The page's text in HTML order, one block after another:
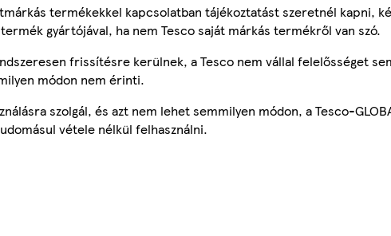
termékekkel kapcsolatban tájékoztatást szeretnél kapni,
gyártójával, ha nem Tesco saját márkás termékről van szó.
frissítésre kerülnek, a Tesco nem vállal felelősséget
módon nem érinti.
szolgál, és azt nem lehet semmilyen módon, a Tesco-
vétele nélkül felhasználni.